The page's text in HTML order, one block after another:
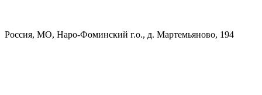
Россия, МO, Наро-Фоминский г.о., д. Мартемьяново, 194